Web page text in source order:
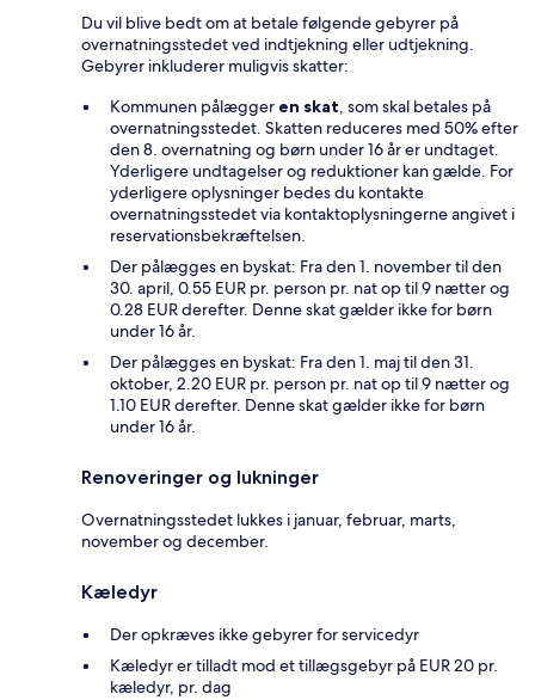
Du vil blive bedt om at betale følgende gebyrer på
overnatningsstedet ved indtjekning eller udtjekning.
Gebyrer inkluderer muligvis skatter:
Kommunen pålægger en skat, som skal betales på
overnatningsstedet. Skatten reduceres med 50% efter
den 8. overnatning og børn under 16 år er undtaget.
Yderligere undtagelser og reduktioner kan gælde. For
yderligere oplysninger bedes du kontakte
overnatningsstedet via kontaktoplysningerne angivet i
reservationsbekræftelsen.
Der pålægges en byskat: Fra den 1. november til den
30. april, 0.55 EUR pr. person pr. nat op til 9 nætter og
0.28 EUR derefter. Denne skat gælder ikke for børn
under 16 år.
Der pålægges en byskat: Fra den 1. maj til den 31.
oktober, 2.20 EUR pr. person pr. nat op til 9 nætter og
1.10 EUR derefter. Denne skat gælder ikke for børn
under 16 år.
Renoveringer og lukninger
Overnatningsstedet lukkes i januar, februar, marts,
november og december.
Kæledyr
Der opkræves ikke gebyrer for servicedyr
Kæledyr er tilladt mod et tillægsgebyr på EUR 20 pr.
kæledyr, pr. dag